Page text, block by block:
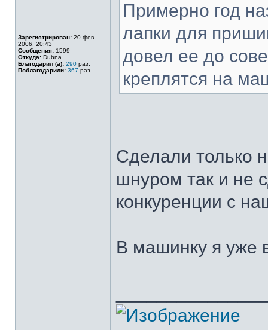
Зарегистрирован: 20 фев
2006, 20:43
Сообщения: 1599
Откуда: Dubna
Благодарил (а): 290 раз.
Поблагодарили: 367 раз.
Примерно год
лапки для
довел ее до
креплятся на
Сделали только
шнуром так и не
конкуренции с
В машинку я уже